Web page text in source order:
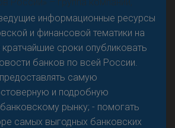
информационные ресурсы
и финансовой тематики на
сроки опубликовать
банков по всей России.
самую
и подробную
рынку; - помогать
самых выгодных банковских